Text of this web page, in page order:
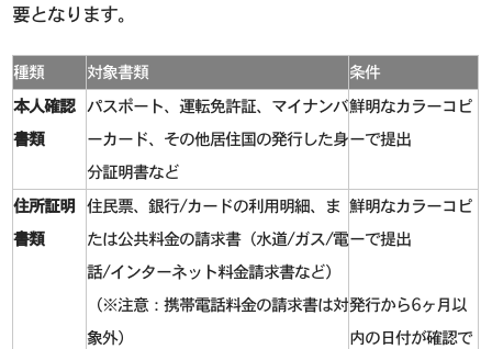
要となります。
種類 対象書類
条件
本人確認
書類
パスポート、運転免許証、マイナンバ
ーカード、その他居住国の発行した身
分証明書など
鮮明なカラーコピ
ーで提出
住所証明
書類
住民票、銀行/カードの利用明細、ま
たは公共料金の請求書（水道/ガス/電
話/インターネット料金請求書など）
（※注意：携帯電話料金の請求書は対
象外）
鮮明なカラーコピ
ーで提出
発行から6ヶ月以
内の日付が確認で